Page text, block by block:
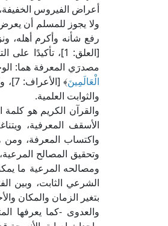
أعراض الفيروس
ولا يجوز للمسلم أن
رفع شأنه وأكرم أهله،
[العلق: 1]،
مصدرَي المعرفة هما:
الْعَالَمِينَ
﴾
والثوابت العلمية.
والقرآن الكريم هو كلمة
الأسقف المعرفية،
واكتساب المعرفة، ومن
وتحقيق المصالح
ومصالحه المرعية ما
الشرعي الثابت، وبين
بتغير الزمان والمكان
والعدوى -كما يعرفها